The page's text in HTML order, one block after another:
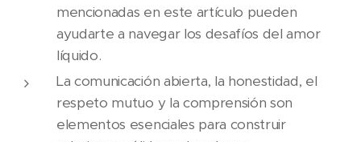
mencionadas en este artículo pueden
ayudarte a navegar los desafíos del amor
líquido.
La comunicación abierta, la honestidad, el
respeto mutuo y la comprensión son
elementos esenciales para construir